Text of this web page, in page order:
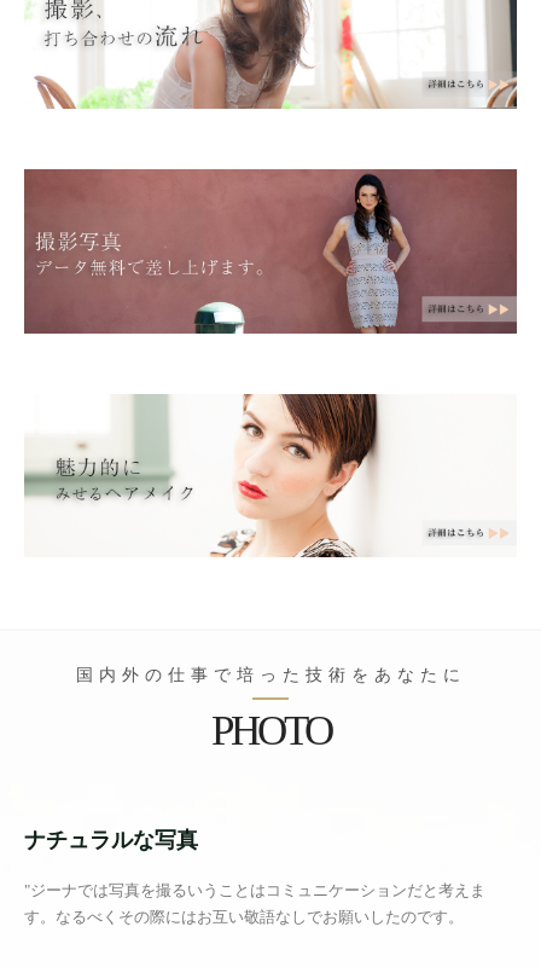
国内外の仕事で培った技術をあなたに
PHOTO
ナチュラルな写真
"ジーナでは写真を撮るいうことはコミュニケーションだと考えま
す。なるべくその際にはお互い敬語なしでお願いしたのです。